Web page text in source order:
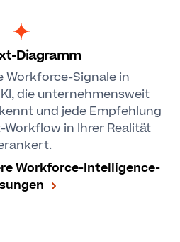
Diagramm
Workforce-Signale in
die unternehmensweit
und jede Empfehlung
in Ihrer Realität
Workforce-Intelligence-